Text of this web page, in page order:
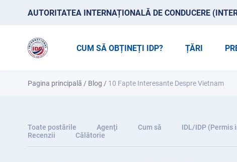
AUTORITATEA INTERNAȚIONALĂ DE CONDUCERE
CUM SĂ OBȚINEȚI IDP? ȚĂRI
Pagina principală / Blog / 10 Fapte Interesante Despre Vietnam
Toate postările Agenţi Cum să IDL/IDP (Permis
Recenzii
Călătorie